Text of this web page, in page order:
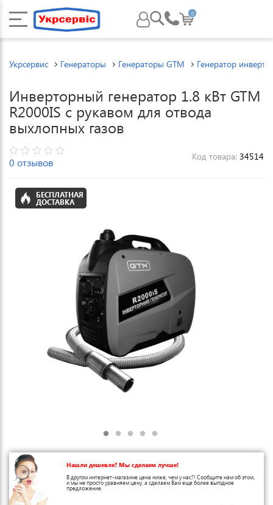
0
Укрсервис Генераторы Генераторы GTM Генератор
Инверторный генератор 1.8 кВт GTM
R2000IS с рукавом для отвода
выхлопных газов
0 отзывов Код товара: 34514
БЕСПЛАТНАЯ
ДОСТАВКА
Нашли дешевле? Мы сделаем лучше!
В другом интернет-магазине цена ниже, чем у нас?! Сообщите нам об этом,
и мы не просто уравняем цену, а сделаем Вам еще более выгодное
предложение.